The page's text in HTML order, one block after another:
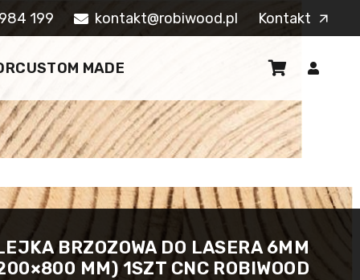
199 kontakt@robiwood.pl Kontakt arrow_outward
CUSTOM MADE
BRZOZOWA DO LASERA 6MM
MM) 1SZT CNC ROBIWOOD